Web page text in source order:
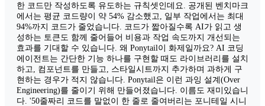
한 코드만 작성하도록 유도하는 규칙셋인데요. 공개된 벤치마크
에서는 평균 코드량이 약 54% 감소했고, 일부 작업에서는 최대
94%까지 코드가 줄었습니다. 코드가 짧아질수록 AI가 읽고 생
성하는 토큰도 함께 줄어들어 비용과 작업 속도까지 개선되는
효과를 기대할 수 있습니다. 왜 Ponytail이 화제일까요? AI 코딩
에이전트는 간단한 기능 하나를 구현할 때도 라이브러리를 설치
하고, 컴포넌트를 만들고, 스타일시트까지 추가하며 과하게 구
현하는 경우가 적지 않습니다. Ponytail은 이런 과잉 설계(Over
Engineering)를 줄이기 위해 만들어졌습니다. 이름도 재미있습니
다. '50줄짜리 코드를 말없이 한 줄로 줄여버리는 포니테일 시니